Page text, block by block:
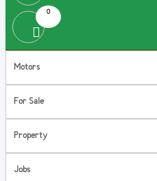
0
Motors
For Sale
Property
Jobs